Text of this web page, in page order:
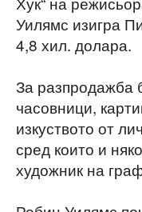
Уилямс изигра
4,8 хил. долара.
За разпродажба
часовници,
изкуството от
сред които и
художник на